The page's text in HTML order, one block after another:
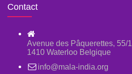
Contact
Avenue des Pâquerettes, 55/
1410 Waterloo Belgique
info@mala-india.org